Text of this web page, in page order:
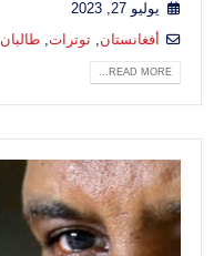
يوليو 27, 2023
أفغانستان, توترات, طالبان
READ MORE...